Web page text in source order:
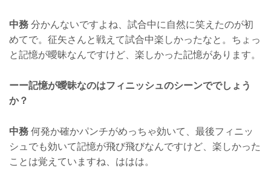
中務 分かんないですよね、試合中に自然に笑えたのが初
めてで。征矢さんと戦えて試合中楽しかったなと。ちょっ
と記憶が曖昧なんですけど、楽しかった記憶があります。
ーー記憶が曖昧なのはフィニッシュのシーンででしょう
か？
中務 何発か確かパンチがめっちゃ効いて、最後フィニッ
シュでも効いて記憶が飛び飛びなんですけど、楽しかった
ことは覚えていますね、ははは。